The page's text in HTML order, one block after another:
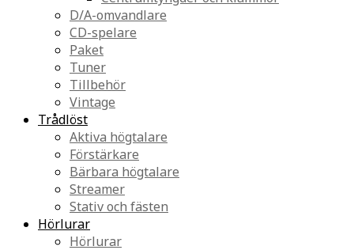
D/A-omvandlare
CD-spelare
Paket
Tuner
Tillbehör
Vintage
Trådlöst
Aktiva högtalare
Förstärkare
Bärbara högtalare
Streamer
Stativ och fästen
Hörlurar
Hörlurar